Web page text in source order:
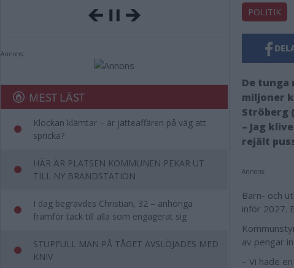
Annons:
MEST LÄST
Klockan klämtar – är jätteaffären på väg att
spricka?
HÄR ÄR PLATSEN KOMMUNEN PEKAR UT
TILL NY BRANDSTATION
I dag begravdes Christian, 32 – anhöriga
framför tack till alla som engagerat sig
STUPFULL MAN PÅ TÅGET AVSLÖJADES MED
KNIV
POLITIK
De tunga
miljoner
Ströberg
– Jag
rejält
Annons:
Barn- och
inför 2027.
av pengar
– Vi hade